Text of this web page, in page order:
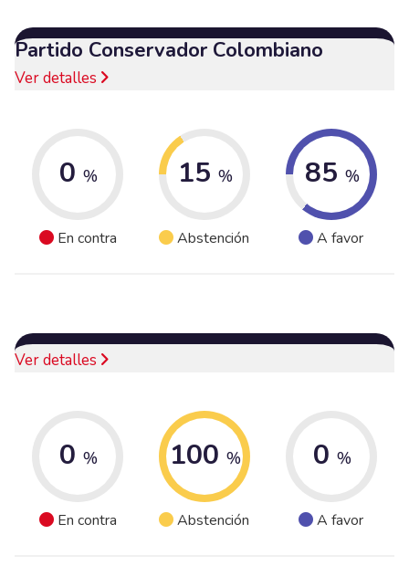
Partido Conservador Colombiano
Ver detalles
0 %
En contra
15 %
Abstención
85 %
A favor
Ver detalles
0 %
En contra
100 %
Abstención
0 %
A favor